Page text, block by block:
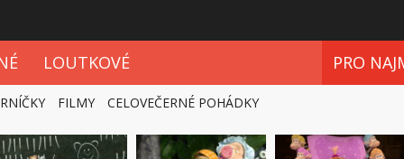
LOUTKOVÉ PRO
FILMY CELOVEČERNÉ POHÁDKY